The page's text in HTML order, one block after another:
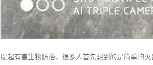
提起有害生物防治，很多人首先想到的是简单的